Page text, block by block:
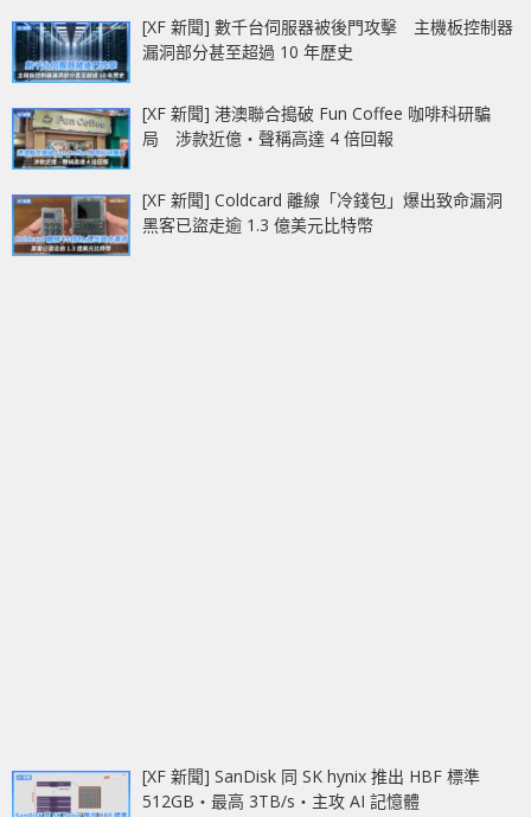
[XF 新聞] 數千台伺服器被後門攻擊 主機板控制器
漏洞部分甚至超過 10 年歷史
[XF 新聞] 港澳聯合搗破 Fun Coffee 咖啡科研騙
局 涉款近億‧聲稱高達 4 倍回報
[XF 新聞] Coldcard 離線「冷錢包」爆出致命漏洞
黑客已盜走逾 1.3 億美元比特幣
[XF 新聞] SanDisk 同 SK hynix 推出 HBF 標準
512GB‧最高 3TB/s‧主攻 AI 記憶體